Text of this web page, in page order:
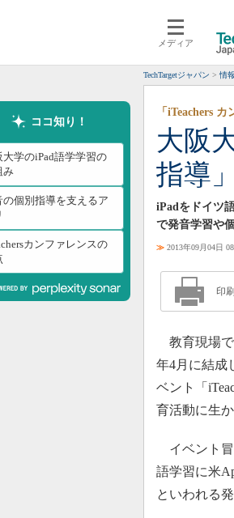
メディア
クラウド
スマートモバイル
ネットワーク
システム運用管理
TechTargetジャパン 情
ココ知り！
大学のiPad語学学習の
み
の個別指導を支えるア
カンファレンスの
大阪
指導
「iTeachers
iPadをドイツ
で発音学習や
≫ 2013年09月04日
印
教育現場で
年4月に結成
ベント「
育活動に生
イベント冒
語学習に米
といわれる